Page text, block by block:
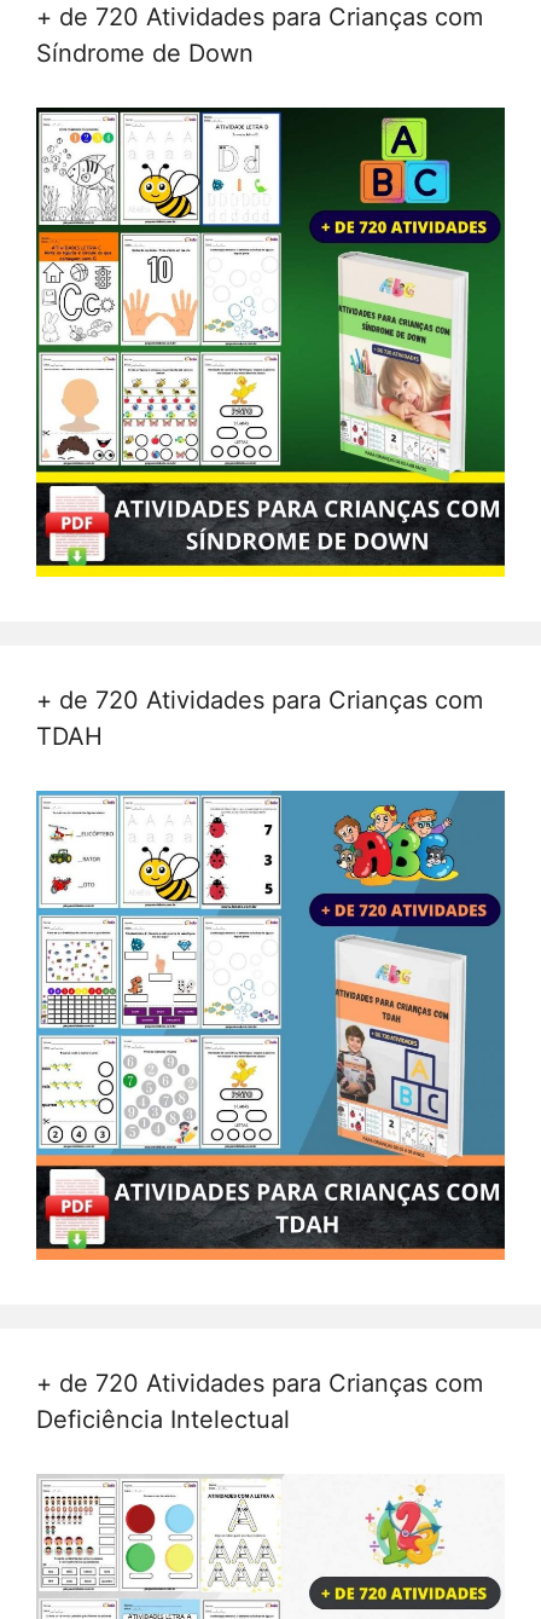
+ de 720 Atividades para Crianças com
Síndrome de Down
+ de 720 Atividades para Crianças com
TDAH
+ de 720 Atividades para Crianças com
Deficiência Intelectual